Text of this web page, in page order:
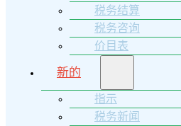
税务结算
税务咨询
价目表
新的
指示
税务新闻